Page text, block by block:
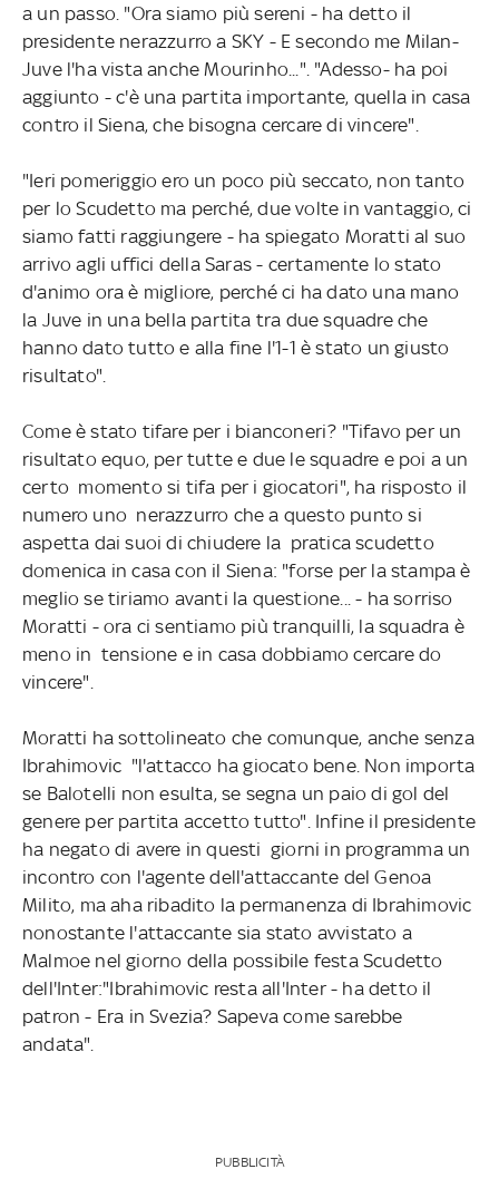
a un passo. "Ora siamo più sereni - ha detto il
presidente nerazzurro a SKY - E secondo me Milan-
Juve l'ha vista anche Mourinho...". "Adesso- ha poi
aggiunto - c'è una partita importante, quella in casa
contro il Siena, che bisogna cercare di vincere".
"Ieri pomeriggio ero un poco più seccato, non tanto
per lo Scudetto ma perché, due volte in vantaggio, ci
siamo fatti raggiungere - ha spiegato Moratti al suo
arrivo agli uffici della Saras - certamente lo stato
d'animo ora è migliore, perché ci ha dato una mano
la Juve in una bella partita tra due squadre che
hanno dato tutto e alla fine l'1-1 è stato un giusto
risultato".
Come è stato tifare per i bianconeri? "Tifavo per un
risultato equo, per tutte e due le squadre e poi a un
certo momento si tifa per i giocatori", ha risposto il
numero uno nerazzurro che a questo punto si
aspetta dai suoi di chiudere la pratica scudetto
domenica in casa con il Siena: "forse per la stampa è
meglio se tiriamo avanti la questione... - ha sorriso
Moratti - ora ci sentiamo più tranquilli, la squadra è
meno in tensione e in casa dobbiamo cercare do
vincere".
Moratti ha sottolineato che comunque, anche senza
Ibrahimovic "l'attacco ha giocato bene. Non importa
se Balotelli non esulta, se segna un paio di gol del
genere per partita accetto tutto". Infine il presidente
ha negato di avere in questi giorni in programma un
incontro con l'agente dell'attaccante del Genoa
Milito, ma aha ribadito la permanenza di Ibrahimovic
nonostante l'attaccante sia stato avvistato a
Malmoe nel giorno della possibile festa Scudetto
dell'Inter:"Ibrahimovic resta all'Inter - ha detto il
patron - Era in Svezia? Sapeva come sarebbe
andata".
PUBBLICITÀ